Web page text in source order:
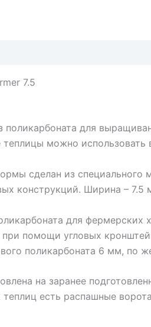
7.5
для
теплицы можно
сделан из
конструкций. Ширина –
для
при помощи угловых
поликарбоната 6 мм, по
на заранее
есть распашные